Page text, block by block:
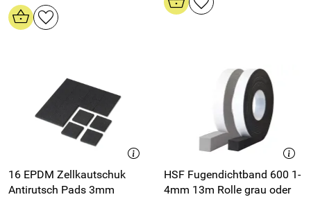
16 EPDM Zellkautschuk
Antirutsch Pads 3mm
HSF Fugendichtband 600 1-
4mm 13m Rolle grau oder